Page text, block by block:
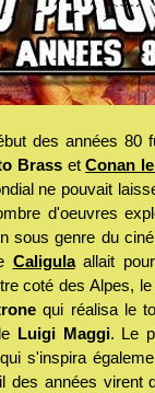
des années 80
BrassetConan
ne pouvait
d'oeuvres
sous genre du
Caligulaallait
coté des Alpes,
qui réalisa le
Luigi Maggi. Le
s'inspira
des années virent